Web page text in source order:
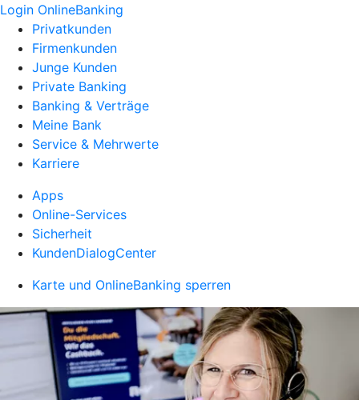
Login OnlineBanking
Privatkunden
Firmenkunden
Junge Kunden
Private Banking
Banking & Verträge
Meine Bank
Service & Mehrwerte
Karriere
Apps
Online-Services
Sicherheit
KundenDialogCenter
Karte und OnlineBanking sperren